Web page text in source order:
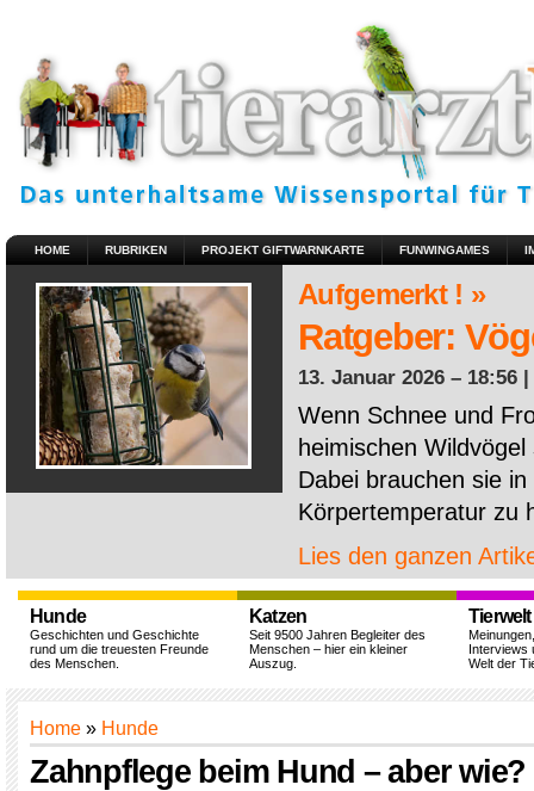
HOME RUBRIKEN PROJEKT GIFTWARNKARTE FUNWINGAMES
Aufgemerkt ! »
Ratgeber:
13. Januar 2026 – 18:56 |
Wenn Schnee und
heimischen
Dabei brauchen sie
Körpertemperatur zu
Lies den ganzen
Hunde
Geschichten und Geschichte
rund um die treuesten Freunde
des Menschen.
Katzen
Seit 9500 Jahren Begleiter des
Menschen – hier ein kleiner
Auszug.
Tierwelt
Interviews
Welt der
Home » Hunde
Zahnpflege beim Hund – aber wie?